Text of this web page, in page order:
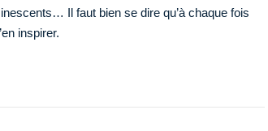
Il faut bien se dire qu’à chaque fois
inspirer.